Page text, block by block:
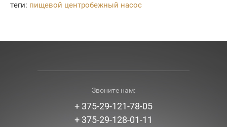
теги: пищевой центробежный насос
Звоните нам:
+ 375-29-121-78-05
+ 375-29-128-01-11